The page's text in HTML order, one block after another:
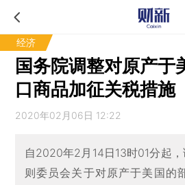
经济
国务院调整对原产于
口商品加征关税措施
2020年02月06日 12:22
自2020年2月14日13时01分起
则委员会关于对原产于美国的